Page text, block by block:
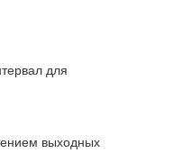
для
выходных